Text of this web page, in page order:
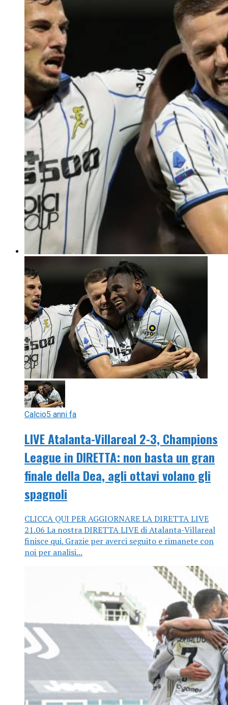
Calcio5 anni fa
LIVE Atalanta-Villareal 2-3, Champions
League in DIRETTA: non basta un gran
finale della Dea, agli ottavi volano gli
spagnoli
CLICCA QUI PER AGGIORNARE LA DIRETTA LIVE
21.06 La nostra DIRETTA LIVE di Atalanta-Villareal
finisce qui. Grazie per averci seguito e rimanete con
noi per analisi...